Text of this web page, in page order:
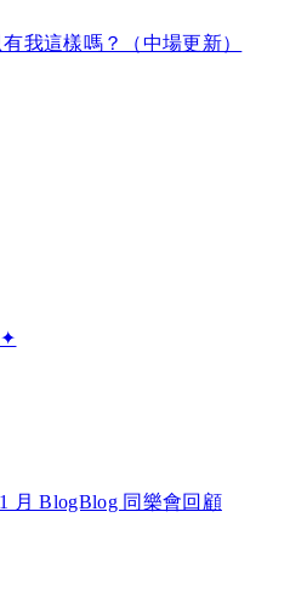
我這樣嗎？（中場更新）
月 BlogBlog 同樂會回顧